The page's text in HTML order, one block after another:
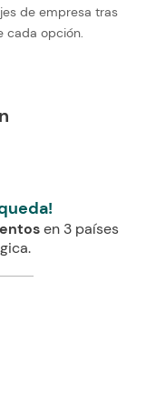
de empresa tras
cada opción.
en 3 países